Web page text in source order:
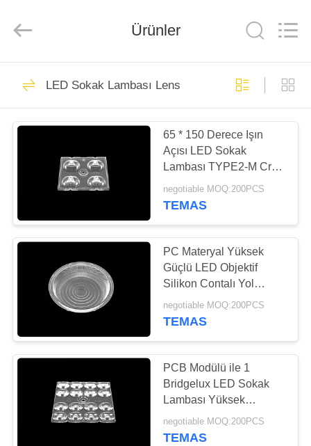
EVDE
ÜRÜN
HAKKIMIZDA
FABRIKA
TURU
KALITE
KONTROLÜ
BIZIMLE
İLETIŞIM
HABERLER
Co.,
Reserved.
LED optik lensler
LED Sokak Lambası
Lens
29
UFO Led Yüksek
Körfez
Ürünler
LED Sokak Lambası Lens
65 * 150 Derece Işın
Açısı LED Sokak
Lambası TYPE2-M Cree
X Serisi için
negotiable MOQ:200PCS
TEMAS
PC Materyal Yüksek
Güçlü LED Objektif
Silikon Contalı Yol
Lambası İçin Cıva
Eklenmedi
negotiable MOQ:200PCS
TEMAS
PCB Modülü ile 1
Bridgelux LED Sokak
Lambası Yüksek
Verimlilik
negotiable MOQ:200PCS
TEMAS